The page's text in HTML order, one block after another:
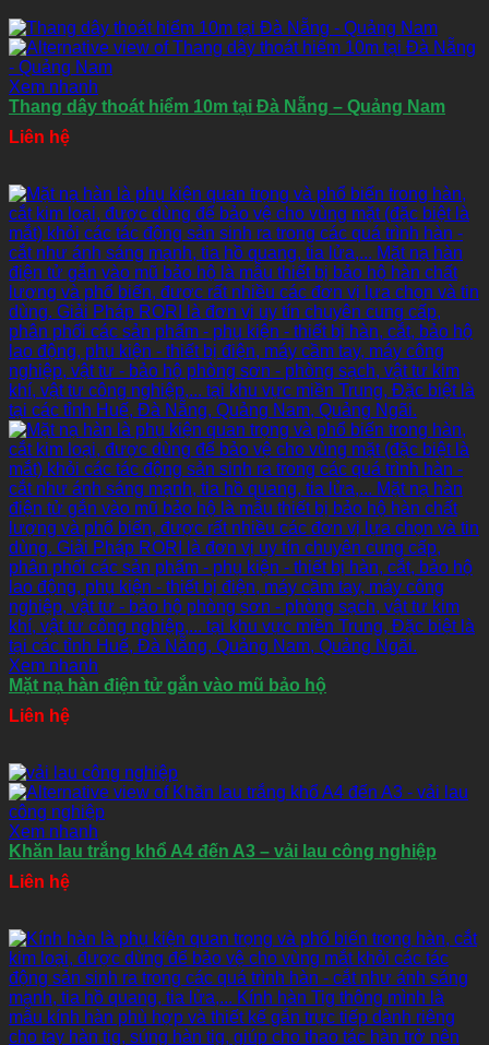
Xem nhanh
Thang dây thoát hiểm 10m tại Đà Nẵng – Quảng Nam
Liên hệ
Xem nhanh
Mặt nạ hàn điện tử gắn vào mũ bảo hộ
Liên hệ
Xem nhanh
Khăn lau trắng khổ A4 đến A3 – vải lau công nghiệp
Liên hệ